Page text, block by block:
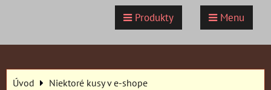
Produkty Menu
Úvod
Niektoré kusy v e-shope